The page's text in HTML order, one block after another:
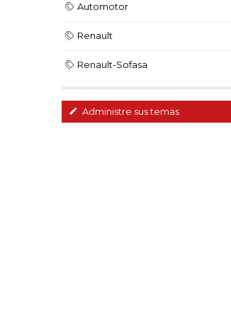
Automotor
Renault
Renault-Sofasa
Administre sus temas